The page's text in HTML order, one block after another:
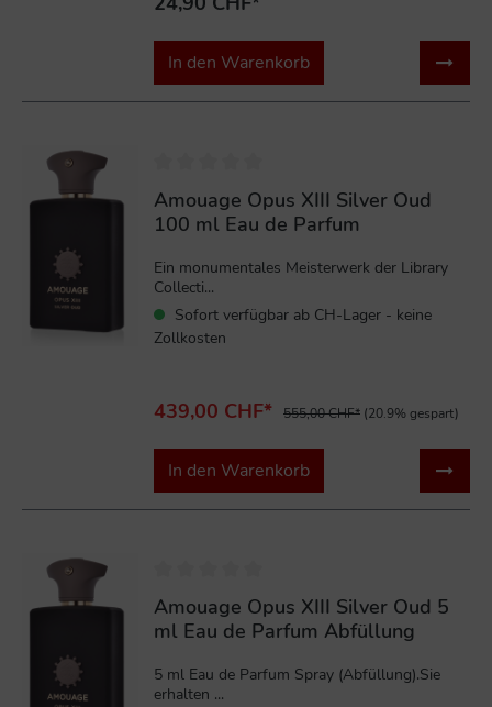
In den Warenkorb
Amouage Opus XIII Silver Oud
100 ml Eau de Parfum
Ein monumentales Meisterwerk der Library
Collecti...
Sofort verfügbar ab CH-Lager - keine
Zollkosten
439,00 CHF* 555,00 CHF* (20.9% gespart)
In den Warenkorb
Amouage Opus XIII Silver Oud 5
ml Eau de Parfum Abfüllung
5 ml Eau de Parfum Spray (Abfüllung).Sie
erhalten ...